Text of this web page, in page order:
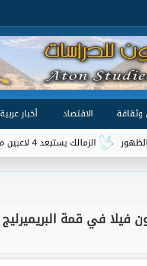
الاقتصاد أخبار عربية
من حساباته.. تعرف على التفاصيل
فيلا في قمة البريميرليج